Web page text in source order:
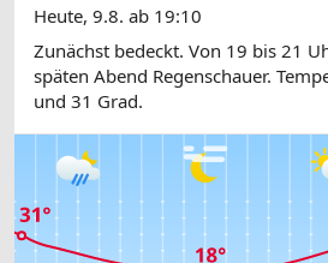
Heute, 9.8. ab 19:10
Zunächst bedeckt. Von 19 bis 21
späten Abend Regenschauer.
und 31 Grad.